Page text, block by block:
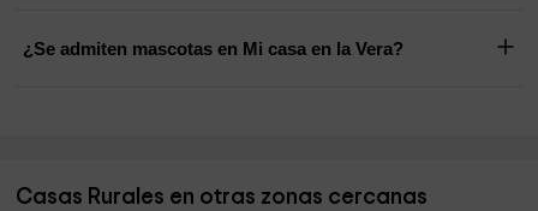
¿Se admiten mascotas en Mi casa en la Vera?
Casas Rurales en otras zonas cercanas